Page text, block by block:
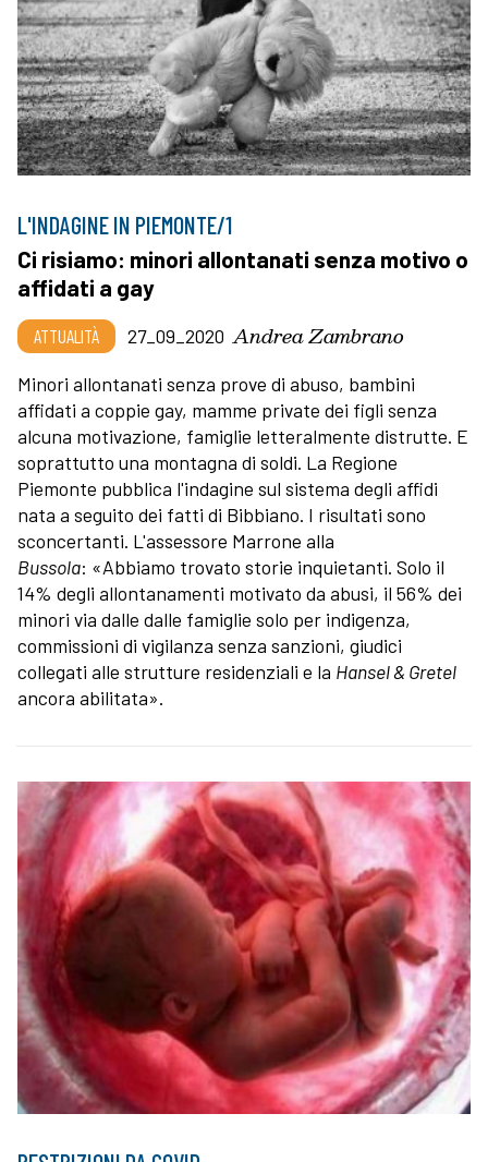
L'INDAGINE IN PIEMONTE/1
Ci risiamo: minori allontanati senza motivo o
affidati a gay
ATTUALITÀ 27_09_2020 Andrea Zambrano
Minori allontanati senza prove di abuso, bambini
affidati a coppie gay, mamme private dei figli senza
alcuna motivazione, famiglie letteralmente distrutte. E
soprattutto una montagna di soldi. La Regione
Piemonte pubblica l'indagine sul sistema degli affidi
nata a seguito dei fatti di Bibbiano. I risultati sono
sconcertanti. L'assessore Marrone alla
Bussola: «Abbiamo trovato storie inquietanti. Solo il
14% degli allontanamenti motivato da abusi, il 56% dei
minori via dalle dalle famiglie solo per indigenza,
commissioni di vigilanza senza sanzioni, giudici
collegati alle strutture residenziali e la Hansel & Gretel
ancora abilitata».